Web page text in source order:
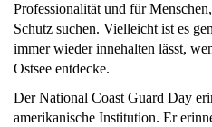
Professionalität und für
Schutz suchen. Vielleicht ist es
immer wieder innehalten lässt,
Ostsee entdecke.
Der National Coast Guard Day
amerikanische Institution. Er